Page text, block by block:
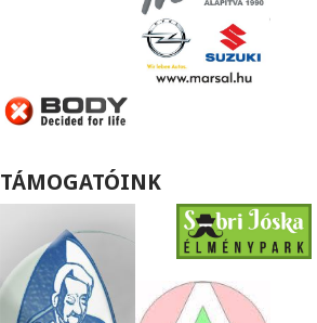
TÁMOGATÓINK